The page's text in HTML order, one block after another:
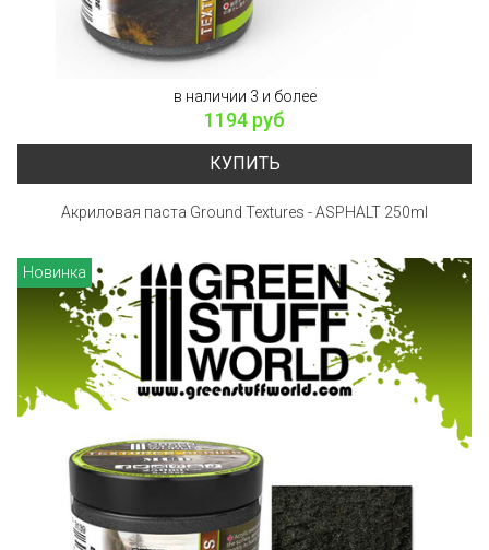
в наличии 3 и более
1194 руб
КУПИТЬ
Акриловая паста Ground Textures - ASPHALT 250ml
Новинка